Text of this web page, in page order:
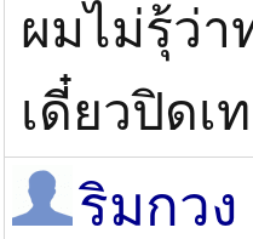
ผมไม่รุ้ว่า
เดี๋ยวปิดเ
ริมกวง